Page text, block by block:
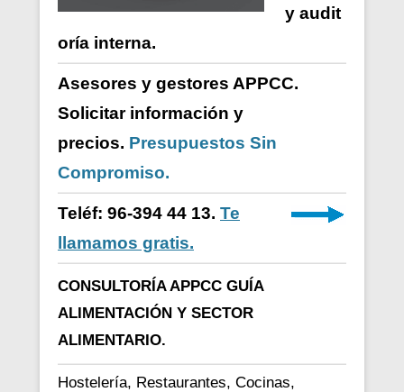
y audit
oría interna.
Asesores y gestores APPCC.
Solicitar información y
precios. Presupuestos Sin
Compromiso.
Teléf: 96-394 44 13. Te
llamamos gratis.
CONSULTORÍA APPCC GUÍA
ALIMENTACIÓN Y SECTOR
ALIMENTARIO.
Hostelería, Restaurantes, Cocinas,